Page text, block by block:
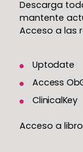
Descarga
mantente
Acceso a las
Uptodate
Access
ClinicalKey
Acceso a